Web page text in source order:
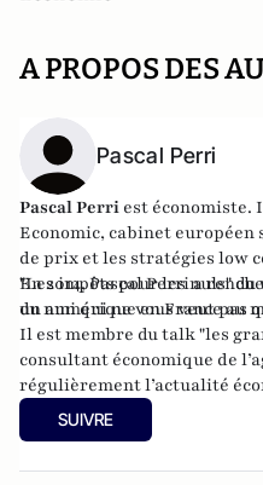
A PROPOS DES
Pascal Perri
Pascal Perri est économiste.
Economic, cabinet
de prix et les stratégies low
"Les impôts pour les nuls"
un ami qui ne vous veut pas
En 2014, Pascal Perri a
du numérique en France au
Il est membre du talk "les
consultant économique de
régulièrement l’actualité
l’éco sur BFM Business.
SUIVRE